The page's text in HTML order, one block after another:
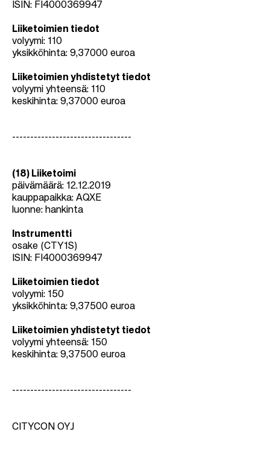
ISIN: FI4000369947
Liiketoimien tiedot
volyymi: 110
yksikköhinta: 9,37000 euroa
Liiketoimien yhdistetyt tiedot
volyymi yhteensä: 110
keskihinta: 9,37000 euroa
---------------------------------
(18) Liiketoimi
päivämäärä: 12.12.2019
kauppapaikka: AQXE
luonne: hankinta
Instrumentti
osake (CTY1S)
ISIN: FI4000369947
Liiketoimien tiedot
volyymi: 150
yksikköhinta: 9,37500 euroa
Liiketoimien yhdistetyt tiedot
volyymi yhteensä: 150
keskihinta: 9,37500 euroa
---------------------------------
CITYCON OYJ